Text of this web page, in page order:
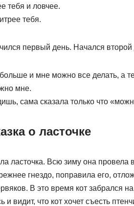
тебя и ловчее.
тебя.
первый день. Начался второй
и мне можно все делать, а
мне.
сама сказала только что
о ласточке
ласточка. Всю зиму она провела
гнездо, поправила его,
В это время кот забрался
и видит, что кот хочет съесть